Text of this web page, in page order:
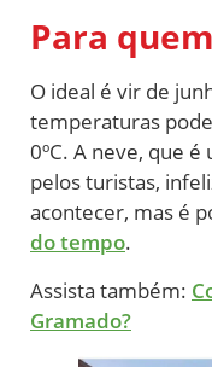
Para
O ideal é vir de
temperaturas
0ºC. A neve, que
pelos turistas,
acontecer, mas é
do tempo.
Assista também:
Gramado?